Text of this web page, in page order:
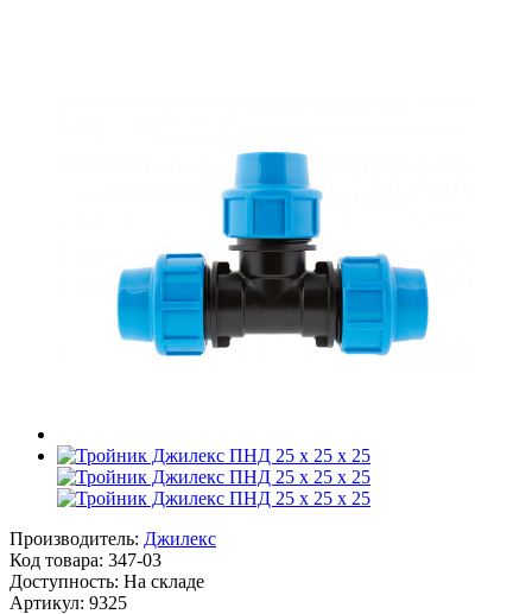
Производитель: Джилекс
Код товара: 347-03
Доступность: На складе
Артикул: 9325